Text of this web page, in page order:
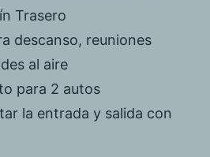
Trasero
descanso, reuniones
al aire
para 2 autos
la entrada y salida con